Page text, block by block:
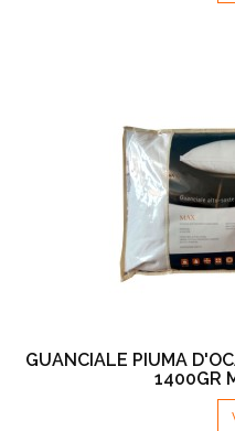
GUANCIALE PIUMA
1400GR